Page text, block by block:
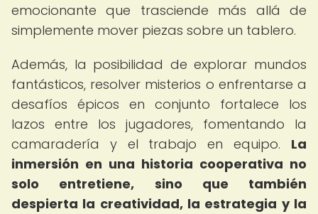
emocionante que trasciende más allá de
simplemente mover piezas sobre un tablero.
Además, la posibilidad de explorar mundos
fantásticos, resolver misterios o enfrentarse a
desafíos épicos en conjunto fortalece los
lazos entre los jugadores, fomentando la
camaradería y el trabajo en equipo. La
inmersión en una historia cooperativa no
solo entretiene, sino que también
despierta la creatividad, la estrategia y la